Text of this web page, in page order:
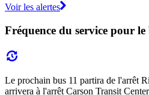
Voir les alertes
Fréquence du service pour
Le prochain bus 11 partira de l'arrêt
arrivera à l'arrêt Carson Transit